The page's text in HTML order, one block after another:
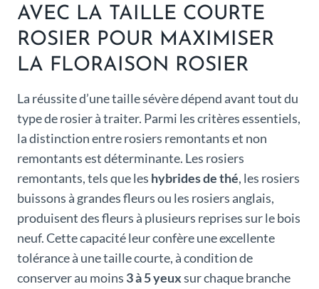
AVEC LA TAILLE COURTE
ROSIER POUR MAXIMISER
LA FLORAISON ROSIER
La réussite d’une taille sévère dépend avant tout du
type de rosier à traiter. Parmi les critères essentiels,
la distinction entre rosiers remontants et non
remontants est déterminante. Les rosiers
remontants, tels que les hybrides de thé, les rosiers
buissons à grandes fleurs ou les rosiers anglais,
produisent des fleurs à plusieurs reprises sur le bois
neuf. Cette capacité leur confère une excellente
tolérance à une taille courte, à condition de
conserver au moins 3 à 5 yeuxsur chaque branche